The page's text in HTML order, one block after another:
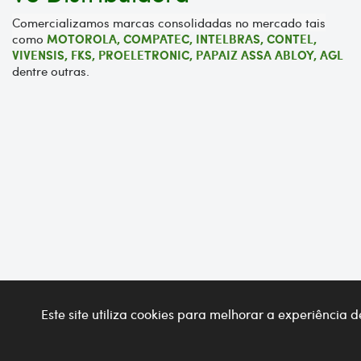
Comercializamos marcas consolidadas no mercado tais
como MOTOROLA,COMPATEC, INTELBRAS, CONTEL,
VIVENSIS, FKS, PROELETRONIC, PAPAIZ ASSA ABLOY, AGL
dentre outras.
Desenvolvido porappic.
Este site utiliza cookies para melhorar a experiência